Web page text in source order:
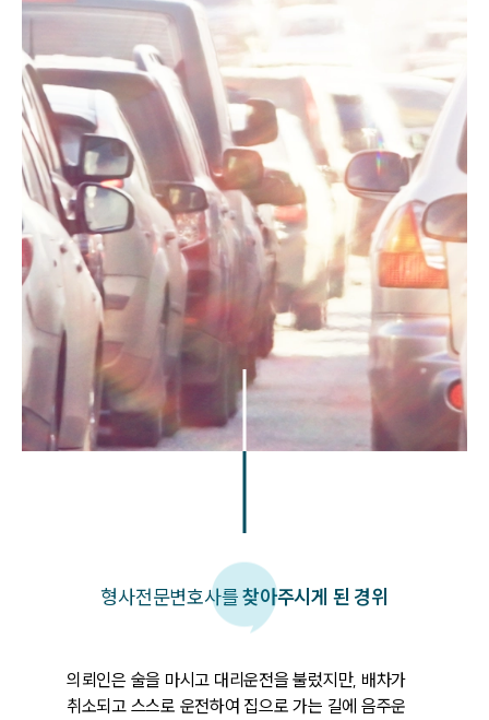
형사전문변호사를찾아주시게 된 경위
의뢰인은 술을 마시고 대리운전을 불렀지만, 배차가
취소되고 스스로 운전하여 집으로 가는 길에 음주운